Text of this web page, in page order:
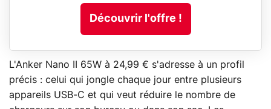
Découvrir l'offre !
L'Anker Nano II 65W à 24,99 € s'adresse à un profil
précis : celui qui jongle chaque jour entre plusieurs
appareils USB-C et qui veut réduire le nombre de